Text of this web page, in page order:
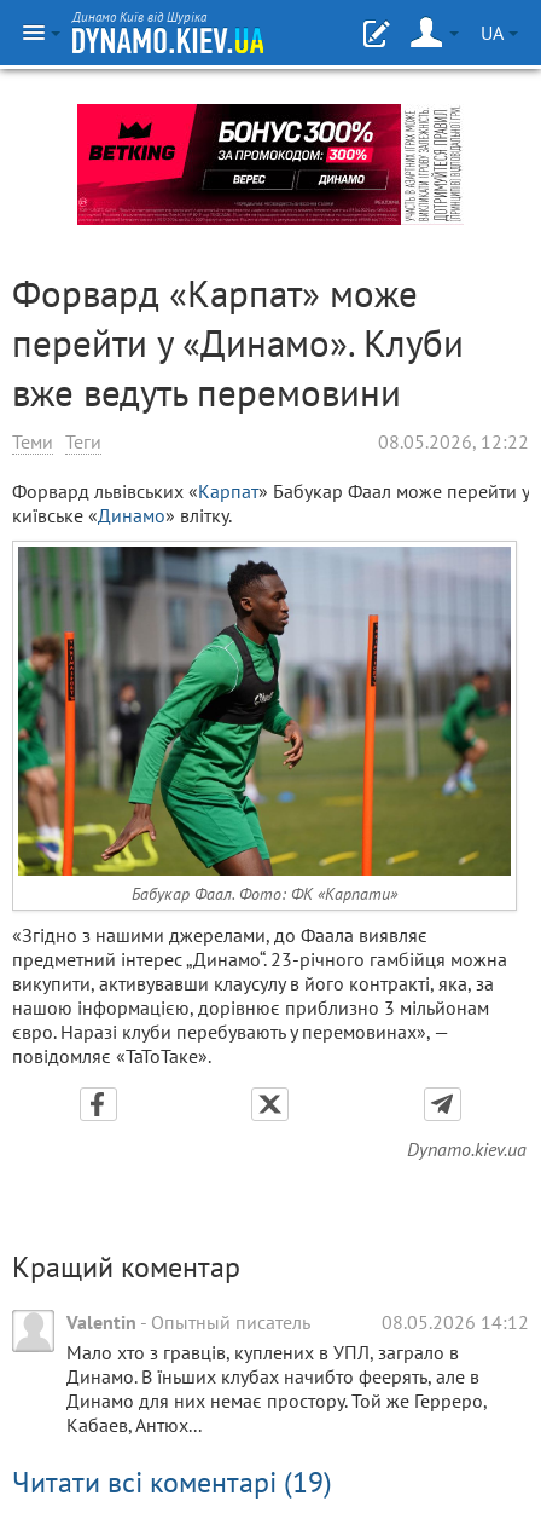
Динамо Київ від Шуріка
UA
Форвард «Карпат» може
перейти у «Динамо». Клуби
вже ведуть перемовини
Теми Теги 08.05.2026, 12:22
Форвард львівських «Карпат» Бабукар Фаал може перейти у
київське «Динамо» влітку.
Бабукар Фаал. Фото: ФК «Карпати»
«Згідно з нашими джерелами, до Фаала виявляє
предметний інтерес „Динамо“. 23-річного гамбійця можна
викупити, активувавши клаусулу в його контракті, яка, за
нашою інформацією, дорівнює приблизно 3 мільйонам
євро. Наразі клуби перебувають у перемовинах», —
повідомляє «ТаТоТаке».
Dynamo.kiev.ua
Кращий коментар
Valentin - Опытный писатель
08.05.2026 14:12
Мало хто з гравців, куплених в УПЛ, заграло в
Динамо. В їньших клубах начибто феерять, але в
Динамо для них немає простору. Той же Герреро,
Кабаев, Антюх...
Читати всі коментарі (19)